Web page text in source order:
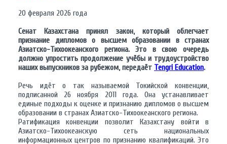
20 февраля 2026 года
Сенат Казахстана принял закон, который облегчает
признание дипломов о высшем образовании в странах
Азиатско-Тихоокеанского региона. Это в свою очередь
должно упростить продолжение учёбы и трудоустройство
наших выпускников за рубежом, передаёт Tengri Education.
Речь идёт о так называемой Токийской конвенции,
подписанной 26 ноября 2011 года. Она устанавливает
единые подходы к оценке и признанию дипломов о высшем
образовании в странах Азиатско-Тихоокеанского региона.
Ратификация конвенции позволит Казахстану войти в
Азиатско-Тихоокеанскую сеть национальных
информационных центров по признанию квалификаций. Это